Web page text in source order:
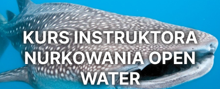
KURS INSTRUKTORA
NURKOWANIA OPEN
WATER